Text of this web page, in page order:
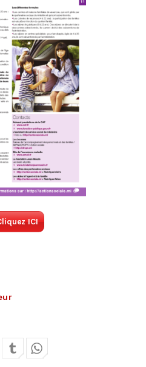
droits à retraite des parents
médicales
du dispositif
ICI